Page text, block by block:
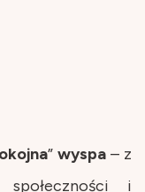
”wyspa – z
społeczności i